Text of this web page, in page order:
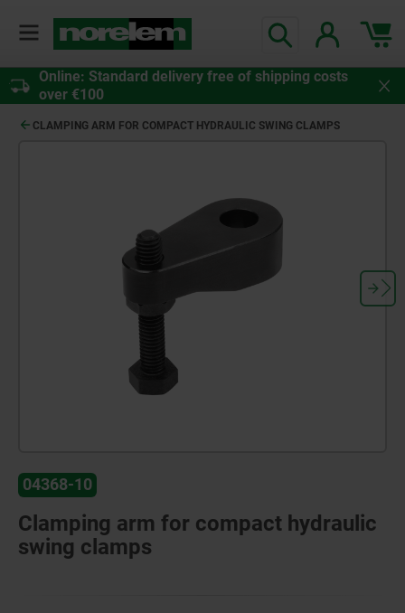
Online: Standard delivery free of shipping costs
over €100
CLAMPING ARM FOR COMPACT HYDRAULIC SWING CLAMPS
04368-10
Clamping arm for compact hydraulic
swing clamps